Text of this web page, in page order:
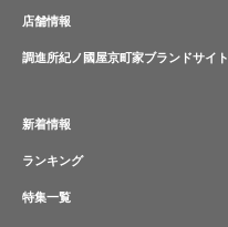
店舗情報
調進所紀ノ國屋京町家ブランドサイト
新着情報
ランキング
特集一覧